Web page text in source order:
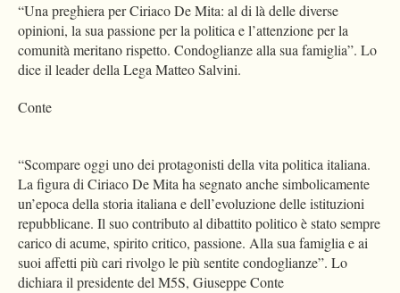
“Una preghiera per Ciriaco De Mita: al di là delle diverse
opinioni, la sua passione per la politica e l’attenzione per la
comunità meritano rispetto. Condoglianze alla sua famiglia”. Lo
dice il leader della Lega Matteo Salvini.
Conte
“Scompare oggi uno dei protagonisti della vita politica italiana.
La figura di Ciriaco De Mita ha segnato anche simbolicamente
un’epoca della storia italiana e dell’evoluzione delle istituzioni
repubblicane. Il suo contributo al dibattito politico è stato sempre
carico di acume, spirito critico, passione. Alla sua famiglia e ai
suoi affetti più cari rivolgo le più sentite condoglianze”. Lo
dichiara il presidente del M5S, Giuseppe Conte